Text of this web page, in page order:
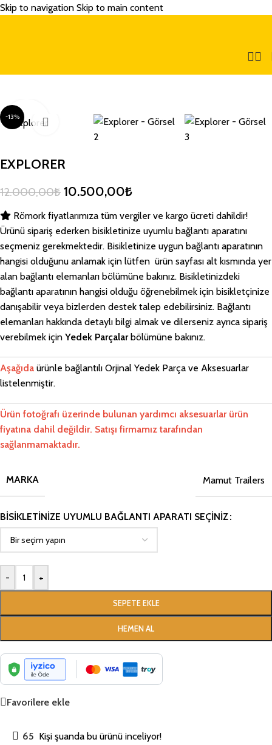
Skip to navigation Skip to main content
-13%
EXPLORER
12.000,00₺ 10.500,00₺
Römork fiyatlarımıza tüm vergiler ve kargo ücreti dahildir!
Ürünü sipariş ederken bisikletinize uyumlu bağlantı aparatını
seçmeniz gerekmektedir. Bisikletinize uygun bağlantı aparatının
hangisi olduğunu anlamak için lütfen ürün sayfası alt kısmında yer
alan bağlantı elemanları bölümüne bakınız. Bisikletinizdeki
bağlantı aparatının hangisi olduğu öğrenebilmek için bisikletçinize
danışabilir veya bizlerden destek talep edebilirsiniz. Bağlantı
elemanları hakkında detaylı bilgi almak ve dilerseniz ayrıca sipariş
verebilmek için Yedek Parçalarbölümüne bakınız.
Aşağıda ürünle bağlantılı Orjinal Yedek Parça ve Aksesuarlar
listelenmiştir.
Ürün fotoğrafı üzerinde bulunan yardımcı aksesuarlar ürün
fiyatına dahil değildir. Satışı firmamız tarafından
sağlanmamaktadır.
MARKA Mamut Trailers
BISIKLETINIZE UYUMLU BAĞLANTI APARATI SEÇINIZ
- +
SEPETE EKLE
HEMEN AL
Favorilere ekle
65 Kişi şuanda bu ürünü inceliyor!